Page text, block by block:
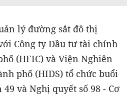
lý đường sắt đô thị
Công ty Đầu tư tài chính
(HFIC) và Viện Nghiên
phố (HIDS) tổ chức buổi
và Nghị quyết số 98 - Cơ